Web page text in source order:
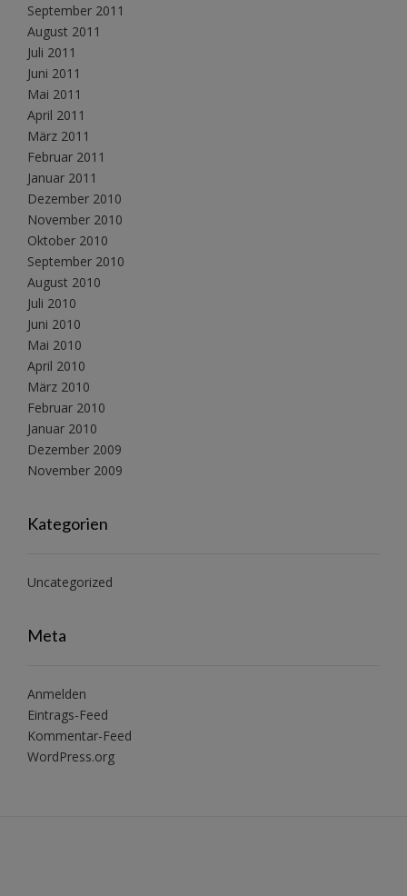
September 2011
August 2011
Juli 2011
Juni 2011
Mai 2011
April 2011
März 2011
Februar 2011
Januar 2011
Dezember 2010
November 2010
Oktober 2010
September 2010
August 2010
Juli 2010
Juni 2010
Mai 2010
April 2010
März 2010
Februar 2010
Januar 2010
Dezember 2009
November 2009
Kategorien
Uncategorized
Meta
Anmelden
Eintrags-Feed
Kommentar-Feed
WordPress.org